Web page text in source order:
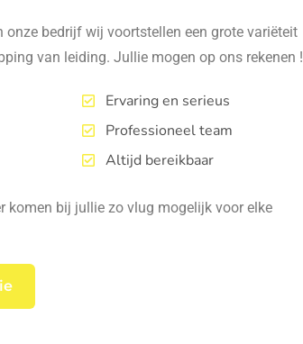
onze bedrijf wij voortstellen een grote variëteit
van leiding. Jullie mogen op ons rekenen !
Ervaring en serieus
Professioneel team
Altijd bereikbaar
komen bij jullie zo vlug mogelijk voor elke